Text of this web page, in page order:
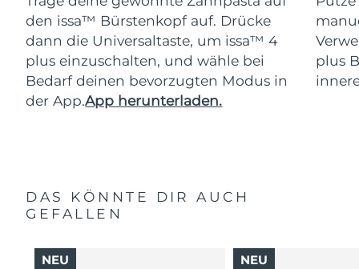
den issa™ Bürstenkopf auf. Drücke
dann die Universaltaste, um issa™ 4
plus einzuschalten, und wähle bei
Bedarf deinen bevorzugten Modus in
der App.App herunterladen.
plus
DAS KÖNNTE DIR AUCH
GEFALLEN
NEU NEU